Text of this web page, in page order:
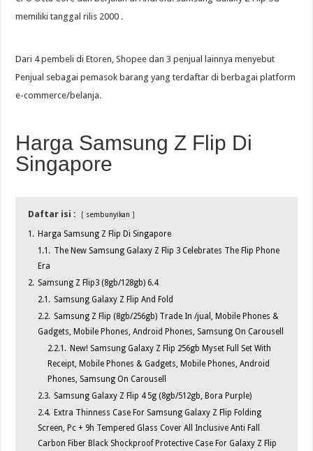
memiliki tanggal rilis 2000 .
Dari 4 pembeli di Etoren, Shopee dan 3 penjual lainnya menyebut
Penjual sebagai pemasok barang yang terdaftar di berbagai platform
e-commerce/belanja.
Harga Samsung Z Flip Di
Singapore
Daftar isi : sembunyikan
1. Harga Samsung Z Flip Di Singapore
1.1. The New Samsung Galaxy Z Flip 3 Celebrates The Flip Phone
Era
2. Samsung Z Flip3 (8gb/128gb) 6.4
2.1. Samsung Galaxy Z Flip And Fold
2.2. Samsung Z Flip (8gb/256gb) Trade In /jual, Mobile Phones &
Gadgets, Mobile Phones, Android Phones, Samsung On Carousell
2.2.1. New! Samsung Galaxy Z Flip 256gb Myset Full Set With
Receipt, Mobile Phones & Gadgets, Mobile Phones, Android
Phones, Samsung On Carousell
2.3. Samsung Galaxy Z Flip 4 5g (8gb/512gb, Bora Purple)
2.4. Extra Thinness Case For Samsung Galaxy Z Flip Folding
Screen, Pc + 9h Tempered Glass Cover All Inclusive Anti Fall
Carbon Fiber Black Shockproof Protective Case For Galaxy Z Flip